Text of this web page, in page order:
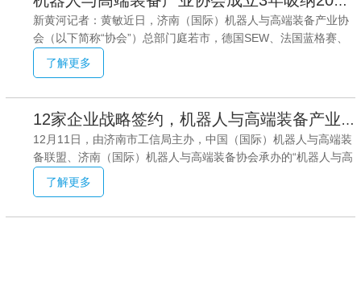
深入合作。双方都达到双赢的效果。3月19日上午，位于济南市
新材料园的众祥泰机械公司曹总迎来了协会领导，看似一筹莫展
的曹总，边介绍边诉说重型汽车市场份额下降带来的巨大压力。
公司前年收入五千万，今年预计两千多万。协会领导听取了产品
技术介绍、察看了公司设备直接了当的说，
新黄河记者：黄敏近日，济南（国际）机器人与高端装备产业协
会（以下简称“协会”）总部门庭若市，德国SEW、法国蓝格赛、
无锡俊达、湖南锦城新能源汽车、德国弗兰德、青岛维纳、上海
嘉会含弘等企业纷纷加入协会。新黄河记者获悉，成立三年来，
2000亿元。尤其是，三年来协会先后组织了6次产业链对接发展
大会，合作签约企业近80家，近两年实现产业配套金额突破15亿
元。看到协会新年献词的“以奋斗创造历史，用实干成就未来”，
德国SEW中国（天津）公司高管薛功敬感慨，这句话对协会来说
很贴切，公司有幸成为这个高端平台上的一员。据了解，从济南
市机器人产业协会到济南
了解更多
12家企业战略签约，机器人与高端装备产业链发展大会成果丰硕
12月11日，由济南市工信局主办，中国（国际）机器人与高端装
备联盟、济南（国际）机器人与高端装备协会承办的“机器人与高
端装备产业链发展大会”在济南召开，可谓产业链发展的盛宴、专
家实战教学的课堂。来自全国各地的专家、企业家和协会成员
了解更多